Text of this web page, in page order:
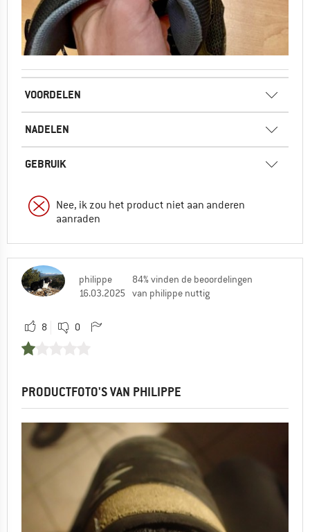
VOORDELEN
NADELEN
GEBRUIK
Nee, ik zou het product niet aan anderen
aanraden
philippe
16.03.2025
84% vinden de beoordelingen
van philippe nuttig
8 0
PRODUCTFOTO'S VAN PHILIPPE